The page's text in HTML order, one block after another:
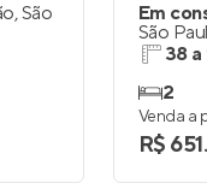
,São Em
São
38 a
2
Venda a
R$